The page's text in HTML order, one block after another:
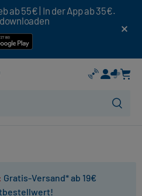
ab 55€ | In der App ab 35€.
Gratis-Versand* ab 19€